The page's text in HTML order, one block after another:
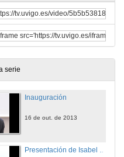
serie
Inauguración
16 de out. de 2013